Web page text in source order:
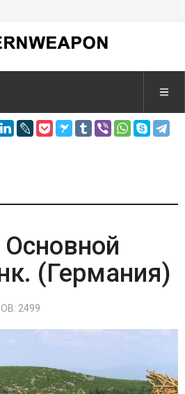
Основной
(Германия)
2499